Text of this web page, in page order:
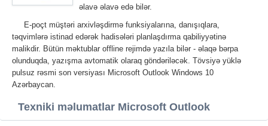
əlavə əlavə edə bilər.
E-poçt müştəri arxivləşdirmə funksiyalarına, danışıqlara,
təqvimlərə istinad edərək hadisələri planlaşdırma qabiliyyətinə
malikdir. Bütün məktublar offline rejimdə yazıla bilər - əlaqə bərpa
olunduqda, yazışma avtomatik olaraq göndəriləcək. Tövsiyə yüklə
pulsuz rəsmi son versiyası Microsoft Outlook Windows 10
Azərbaycan.
Texniki məlumatlar Microsoft Outlook